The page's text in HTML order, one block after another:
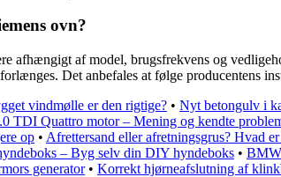
ovn?
afhængigt af model, brugsfrekvens og
Det anbefales at følge producentens
vindmølle er den rigtige? • Nyt betongulv i
TDI Quattro motor – Mening og kendte
op • Afrettersand eller afretningsgrus? Hvad
– Byg selv din DIY hyndeboks •
generator• Korrekt hjørneafslutning af